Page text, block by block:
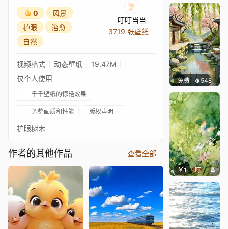
0
风景
护眼
治愈
自然
叮叮当当
3719 张壁纸
视频格式 动态壁纸
19.47M
仅个人使用
千千壁纸的惊艳效果
调整画质和性能 版权声明
护眼树木
作者的其他作品 查看全部
免费 548渔小小
￥1 叮叮当当